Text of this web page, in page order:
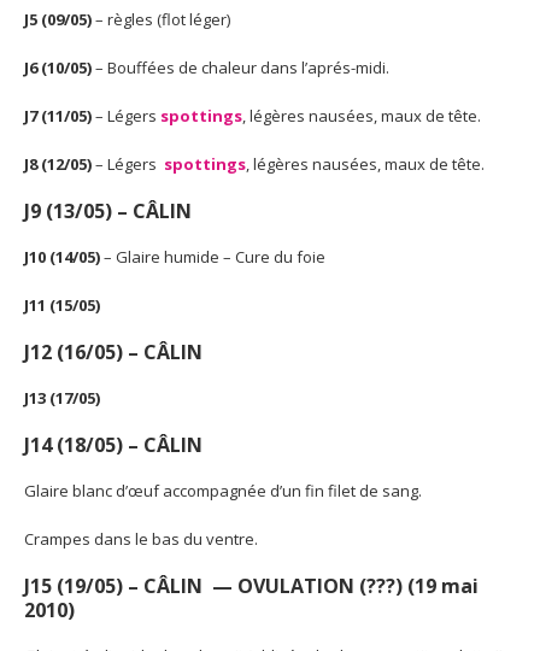
J5 (09/05)– règles (flot léger)
J6 (10/05)– Bouffées de chaleur dans l’aprés-midi.
J7 (11/05)– Légers spottings, légères nausées, maux de tête.
J8 (12/05)– Légers spottings, légères nausées, maux de tête.
J9 (13/05) – CÂLIN
J10 (14/05)– Glaire humide – Cure du foie
J11 (15/05)
J12 (16/05) – CÂLIN
J13 (17/05)
J14 (18/05) – CÂLIN
Glaire blanc d’œuf accompagnée d’un fin filet de sang.
Crampes dans le bas du ventre.
J15 (19/05) – CÂLIN — OVULATION (???) (19 mai
2010)